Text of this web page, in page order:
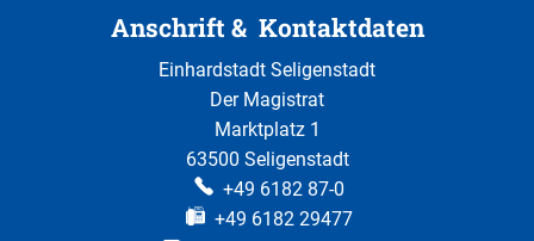
Anschrift & Kontaktdaten
Einhardstadt Seligenstadt
Der Magistrat
Marktplatz 1
63500 Seligenstadt
+49 6182 87-0
+49 6182 29477